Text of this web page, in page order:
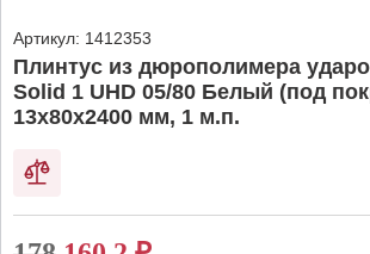
Артикул: 1412353
Плинтус из дюрополимера
Solid 1 UHD 05/80 Белый (под
13х80х2400 мм, 1 м.п.